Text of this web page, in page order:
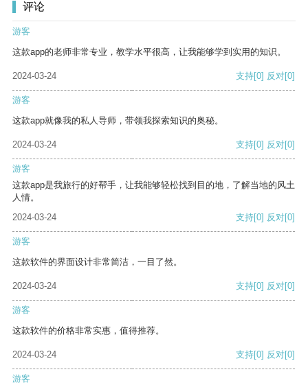
评论
游客
这款app的老师非常专业，教学水平很高，让我能够学到实用的知识。
2024-03-24 支持[0] 反对[0]
游客
这款app就像我的私人导师，带领我探索知识的奥秘。
2024-03-24 支持[0] 反对[0]
游客
这款app是我旅行的好帮手，让我能够轻松找到目的地，了解当地的风土
人情。
2024-03-24
支持[0] 反对[0]
游客
这款软件的界面设计非常简洁，一目了然。
2024-03-24 支持[0] 反对[0]
游客
这款软件的价格非常实惠，值得推荐。
2024-03-24 支持[0] 反对[0]
游客